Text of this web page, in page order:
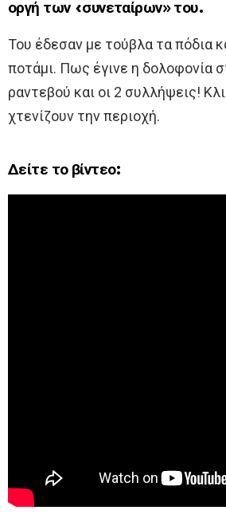
οργή των «συνεταίρων» του.
Του έδεσαν με τούβλα τα πόδια
ποτάμι. Πως έγινε η δολοφονία
ραντεβού και οι 2 συλλήψεις!
χτενίζουν την περιοχή.
Δείτε το βίντεο: